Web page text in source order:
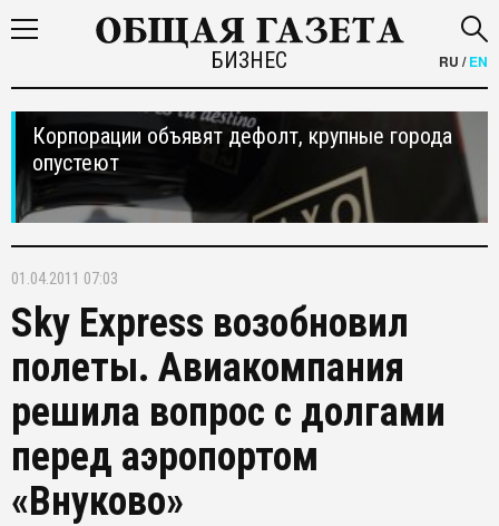
БИЗНЕС RU /EN
Корпорации объявят дефолт, крупные города
опустеют
01.04.2011 07:03
Sky Express возобновил
полеты. Авиакомпания
решила вопрос с долгами
перед аэропортом
«Внуково»